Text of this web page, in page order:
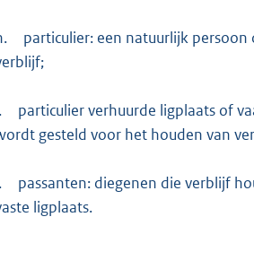
particulier: een natuurlijk
particulier verhuurde ligplaats of
gesteld voor het houden van
passanten: diegenen die verblijf
ligplaats.